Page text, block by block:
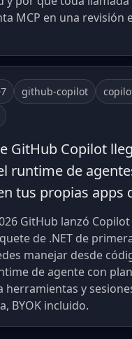
MCP en una revisión
github-copilot
GitHub Copilot
runtime de
tus propias apps
GitHub lanzó Copilot
de .NET de
manejar desde
de agente con
herramientas y
BYOK incluido.